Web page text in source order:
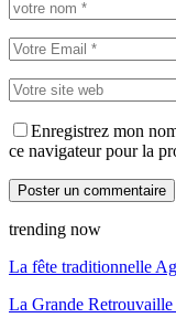
Enregistrez mon
ce navigateur pour la
trending now
La fête traditionnelle
La Grande